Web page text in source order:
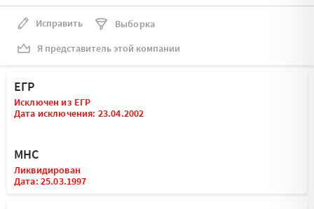
Исправить
Выборка
Я представитель этой компании
ЕГР
Исключен из ЕГР
Дата исключения: 23.04.2002
МНС
Ликвидирован
Дата: 25.03.1997